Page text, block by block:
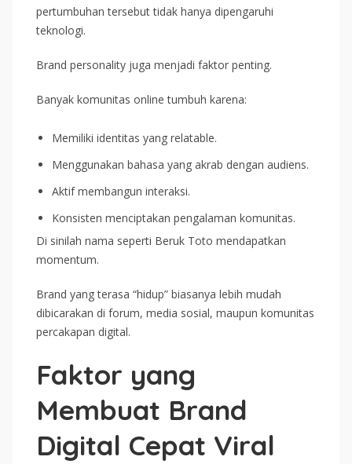
pertumbuhan tersebut tidak hanya dipengaruhi
teknologi.
Brand personality juga menjadi faktor penting.
Banyak komunitas online tumbuh karena:
Memiliki identitas yang relatable.
Menggunakan bahasa yang akrab dengan audiens.
Aktif membangun interaksi.
Konsisten menciptakan pengalaman komunitas.
Di sinilah nama seperti Beruk Toto mendapatkan
momentum.
Brand yang terasa “hidup” biasanya lebih mudah
dibicarakan di forum, media sosial, maupun komunitas
percakapan digital.
Faktor yang
Membuat Brand
Digital Cepat Viral